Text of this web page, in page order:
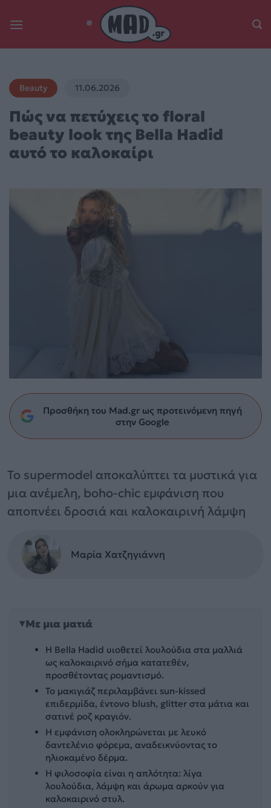
Beauty 11.06.2026
Πώς να πετύχεις το floral
beauty look της Bella Hadid
αυτό το καλοκαίρι
Προσθήκη του Mad.gr ως προτεινόμενη πηγή
στην Google
Το supermodel αποκαλύπτει τα μυστικά για
μια ανέμελη, boho-chic εμφάνιση που
αποπνέει δροσιά και καλοκαιρινή λάμψη
Μαρία Χατζηγιάννη
Με μια ματιά
Η Bella Hadid υιοθετεί λουλούδια στα μαλλιά
ως καλοκαιρινό σήμα κατατεθέν,
προσθέτοντας ρομαντισμό.
Το μακιγιάζ περιλαμβάνει sun-kissed
επιδερμίδα, έντονο blush, glitter στα μάτια και
σατινέ ροζ κραγιόν.
Η εμφάνιση ολοκληρώνεται με λευκό
δαντελένιο φόρεμα, αναδεικνύοντας το
ηλιοκαμένο δέρμα.
Η φιλοσοφία είναι η απλότητα: λίγα
λουλούδια, λάμψη και άρωμα αρκούν για
καλοκαιρινό στυλ.